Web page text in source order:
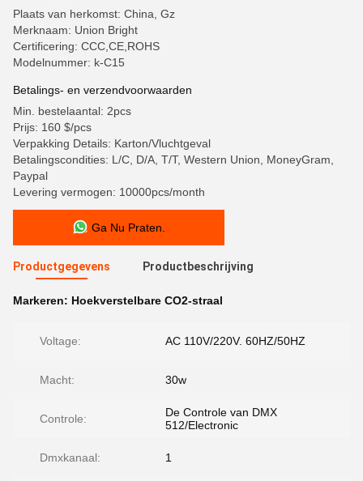
Plaats van herkomst: China, Gz
Merknaam: Union Bright
Certificering: CCC,CE,ROHS
Modelnummer: k-C15
Betalings- en verzendvoorwaarden
Min. bestelaantal: 2pcs
Prijs: 160 $/pcs
Verpakking Details: Karton/Vluchtgeval
Betalingscondities: L/C, D/A, T/T, Western Union, MoneyGram,
Paypal
Levering vermogen: 10000pcs/month
Ga Nu Praten.
Productgegevens Productbeschrijving
Markeren: Hoekverstelbare CO2-straal
Voltage: AC 110V/220V. 60HZ/50HZ
Macht: 30w
Controle:
De Controle van DMX
512/Electronic
Dmxkanaal: 1